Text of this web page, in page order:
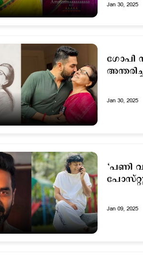
Jan 30, 2025
ഗോപി
Jan 30, 2025
‘പണി
Jan 09, 2025